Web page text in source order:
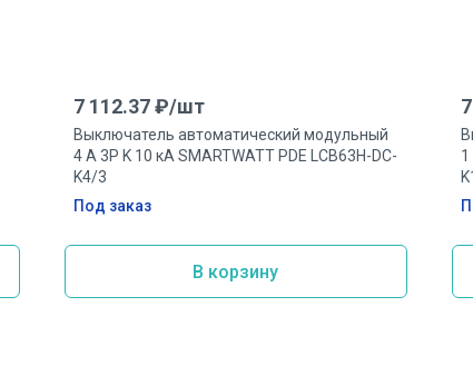
7 112.37 ₽/шт
Выключатель автоматический модульный
4 А 3P K 10 кА SMARTWATT PDE LCB63H-DC-
K4/3
Под заказ
В корзину
1